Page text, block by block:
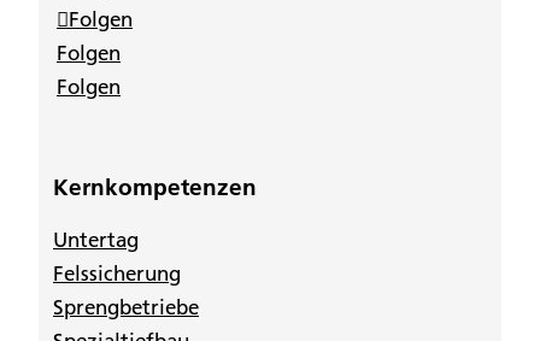
Folgen
Folgen
Folgen
Kernkompetenzen
Untertag
Felssicherung
Sprengbetriebe